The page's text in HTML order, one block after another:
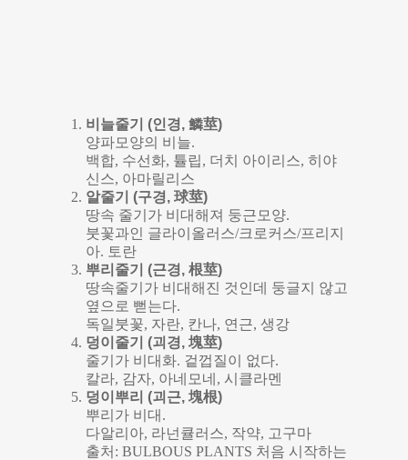
비늘줄기 (인경, 鱗莖)
양파모양의 비늘.
백합, 수선화, 튤립, 더치 아이리스, 히야
신스, 아마릴리스
알줄기 (구경, 球莖)
땅속 줄기가 비대해져 둥근모양.
붓꽃과인 글라이올러스/크로커스/프리지
아. 토란
뿌리줄기 (근경, 根莖)
땅속줄기가 비대해진 것인데 둥글지 않고
옆으로 뻗는다.
독일붓꽃, 자란, 칸나, 연근, 생강
덩이줄기 (괴경, 塊莖)
줄기가 비대화. 겉껍질이 없다.
칼라, 감자, 아네모네, 시클라멘
덩이뿌리 (괴근, 塊根)
뿌리가 비대.
다알리아, 라넌큘러스, 작약, 고구마
출처: BULBOUS PLANTS 처음 시작하는